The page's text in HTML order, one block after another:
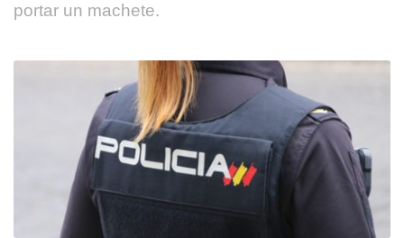
portar un machete.